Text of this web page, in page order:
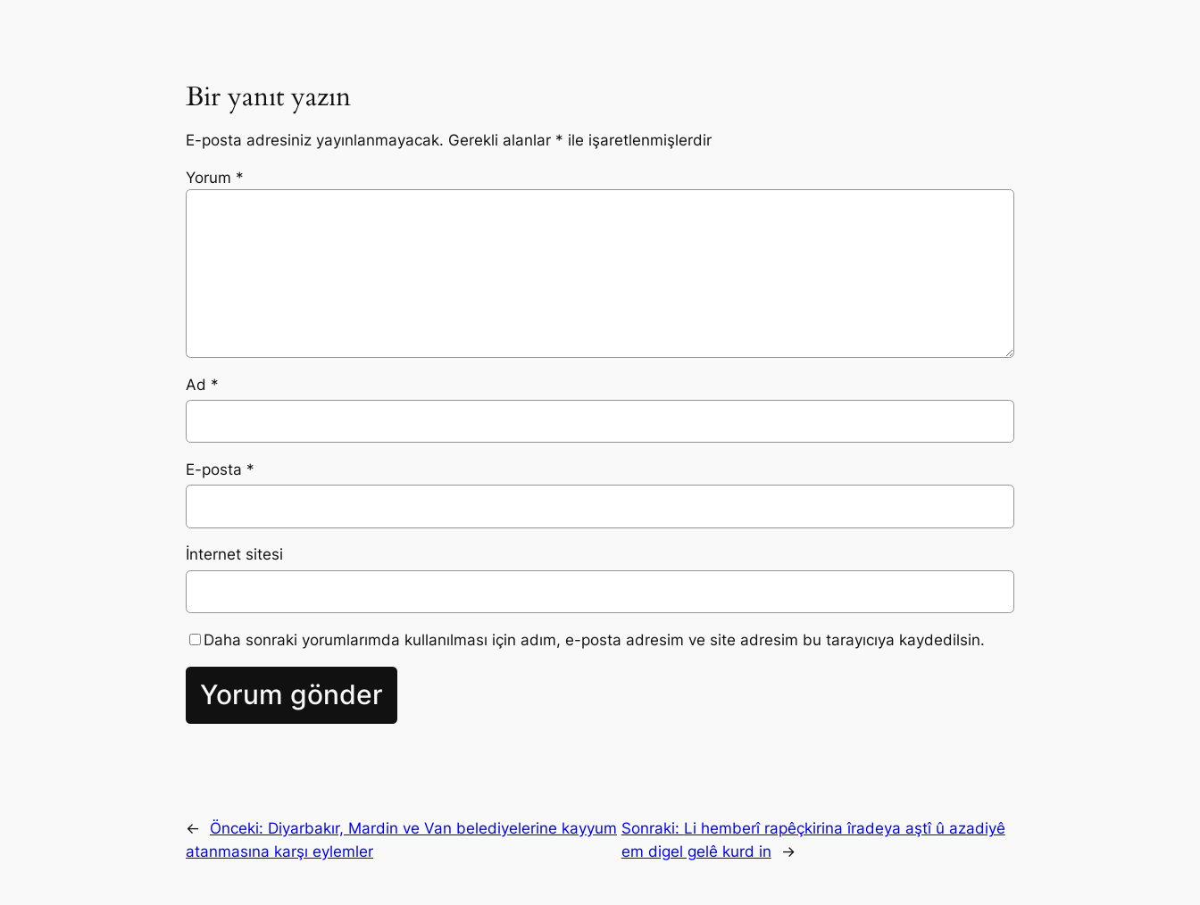
Bir yanıt yazın
E-posta adresiniz yayınlanmayacak. Gerekli alanlar * ile işaretlenmişlerdir
Yorum *
Ad *
E-posta *
İnternet sitesi
Daha sonraki yorumlarımda kullanılması için adım, e-posta adresim ve site adresim bu tarayıcıya kaydedilsin.
← Önceki: Diyarbakır, Mardin ve Van belediyelerine kayyum
atanmasına karşı eylemler
Sonraki: Li hemberî rapêçkirina îradeya aştî û azadiyê
em digel gelê kurd in
→